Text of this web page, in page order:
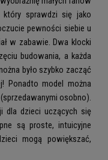
który sprawdzi się jako
pewności siebie u
w zabawie. Dwa klocki
budowania, a każda
było szybko zacząć
Ponadto model można
(sprzedawanymi osobno).
dla dzieci uczących się
są proste, intuicyjne
mogą powiększać,